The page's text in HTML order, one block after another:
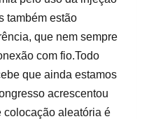
também estão
que nem sempre
com fio.Todo
que ainda estamos
acrescentou
colocação aleatória é